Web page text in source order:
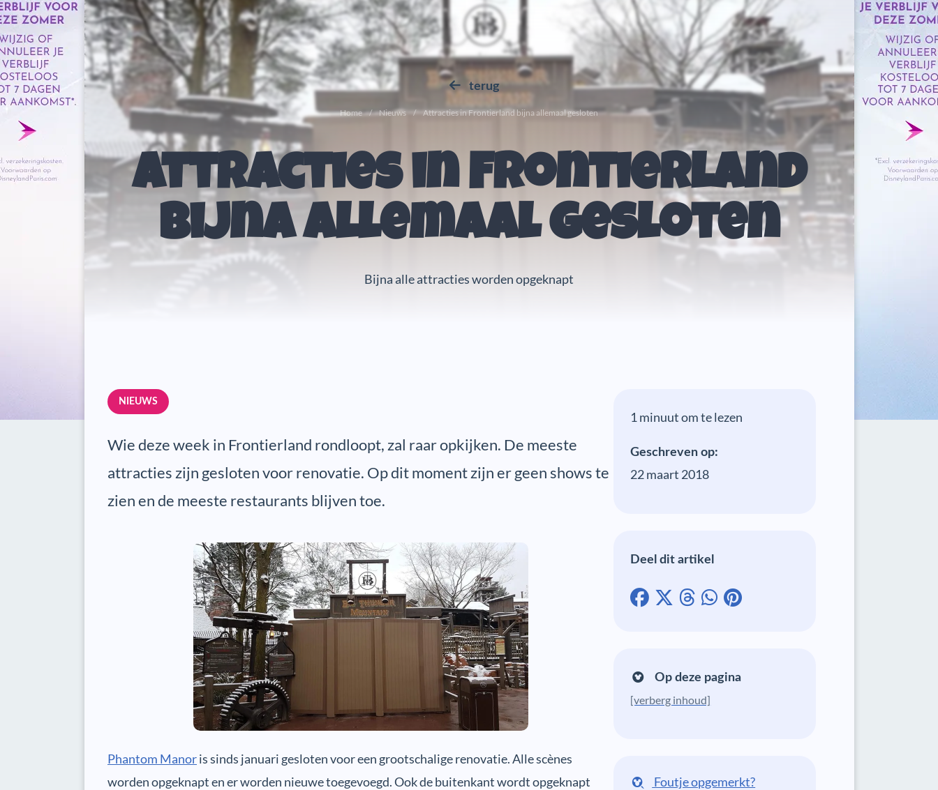
terug
Home Nieuws Attracties in Frontierland bijna allemaal gesloten
Attracties in Frontierland
bijna allemaal gesloten
Bijna alle attracties worden opgeknapt
1 minuut om te lezen
Geschreven op:
22 maart 2018
Deel dit artikel
Op deze pagina
[verberg inhoud]
Foutje opgemerkt?
NIEUWS
Wie deze week in Frontierland rondloopt, zal raar opkijken. De meeste
attracties zijn gesloten voor renovatie. Op dit moment zijn er geen shows te
zien en de meeste restaurants blijven toe.
Phantom Manoris sinds januari gesloten voor een grootschalige renovatie. Alle scènes
worden opgeknapt en er worden nieuwe toegevoegd. Ook de buitenkant wordt opgeknapt